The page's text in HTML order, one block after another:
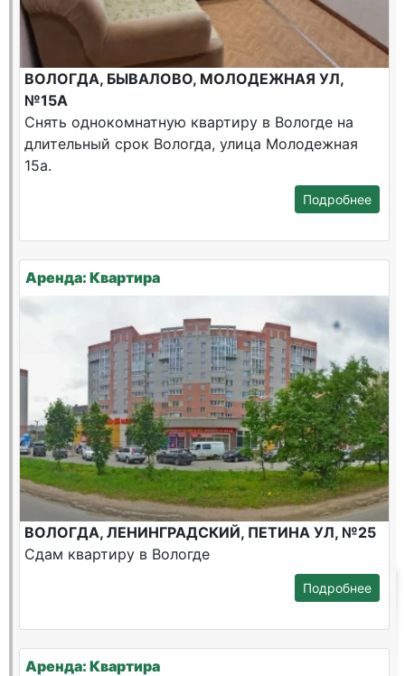
ВОЛОГДА, БЫВАЛОВО, МОЛОДЕЖНАЯ УЛ,
№15А
Снять однокомнатную квартиру в Вологде на
длительный срок Вологда, улица Молодежная
15а.
Подробнее
Аренда: Квартира
ВОЛОГДА, ЛЕНИНГРАДСКИЙ, ПЕТИНА УЛ, №25
Сдам квартиру в Вологде
Подробнее
Аренда: Квартира